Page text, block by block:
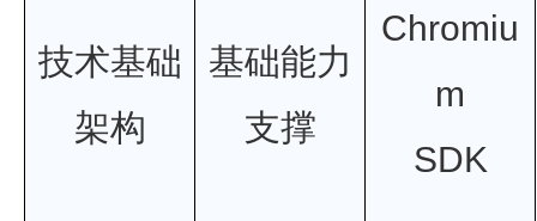
技术基础
架构
基础能力
支撑
Chromiu
m
SDK